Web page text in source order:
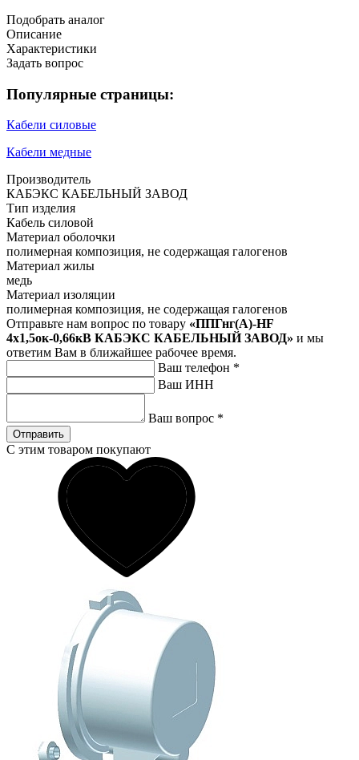
Подобрать аналог
Описание
Характеристики
Задать вопрос
Популярные страницы:
Кабели силовые
Кабели медные
Производитель
КАБЭКС КАБЕЛЬНЫЙ ЗАВОД
Тип изделия
Кабель силовой
Материал оболочки
полимерная композиция, не содержащая галогенов
Материал жилы
медь
Материал изоляции
полимерная композиция, не содержащая галогенов
Отправьте нам вопрос по товару «ППГнг(А)-HF
4х1,5ок-0,66кВ КАБЭКС КАБЕЛЬНЫЙ ЗАВОД» и мы
ответим Вам в ближайшее рабочее время.
Ваш телефон *
Ваш ИНН
Ваш вопрос *
Отправить
С этим товаром покупают